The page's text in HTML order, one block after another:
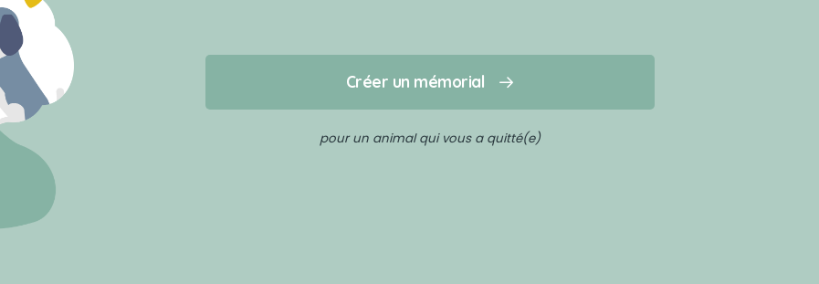
Créer un mémorial
pour un animal qui vous a quitté(e)